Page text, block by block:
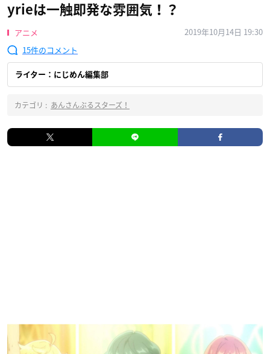
yrieは一触即発な雰囲気！？
アニメ
2019年10月14日 19:30
15
ライター：にじめん編集部
カテゴリ : あんさんぶるスターズ！